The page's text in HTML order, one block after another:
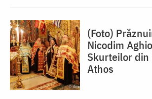
(Foto)
Nicodim
Skurteilor din
Athos